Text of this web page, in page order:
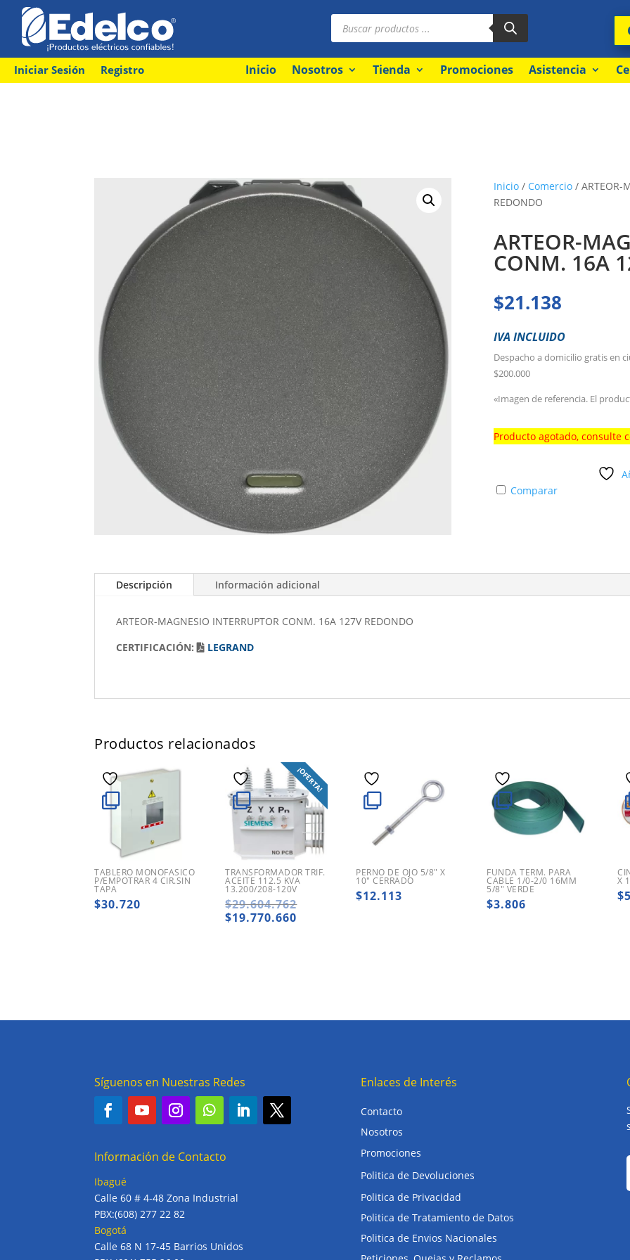
Búsqueda
productos
Iniciar Sesión Registro Inicio Nosotros Tienda Promociones Asistencia
Inicio/ Comercio/ ARTEOR-
REDONDO
ARTEOR-
CONM. 16A
$21.138
IVA INCLUIDO
Despacho a domicilio gratis en
$200.000
«Imagen de referencia. El
Producto agotado, consulte
Comparar
Descripción Información adicional
ARTEOR-MAGNESIO INTERRUPTOR CONM. 16A 127V REDONDO
CERTIFICACIÓN:
LEGRAND
Productos relacionados
TABLERO MONOFASICO
P/EMPOTRAR 4 CIR.SIN
TAPA
$30.720
¡OFERTA!
TRANSFORMADOR TRIF.
ACEITE 112.5 KVA
13.200/208-120V
$29.604.762El
$19.770.660
PERNO DE OJO 5/8″ X
10″ CERRADO
$12.113
FUNDA TERM. PARA
CABLE 1/0-2/0 16MM
5/8″ VERDE
$3.806
X
$
Síguenos en Nuestras Redes
Información de Contacto
Ibagué
Calle 60 # 4-48 Zona Industrial
PBX:(608) 277 22 82
Bogotá
Calle 68 N 17-45 Barrios Unidos
Enlaces de Interés
Contacto
Nosotros
Promociones
Politica de Devoluciones
Politica de Privacidad
Politica de Tratamiento de Datos
Politica de Envios Nacionales